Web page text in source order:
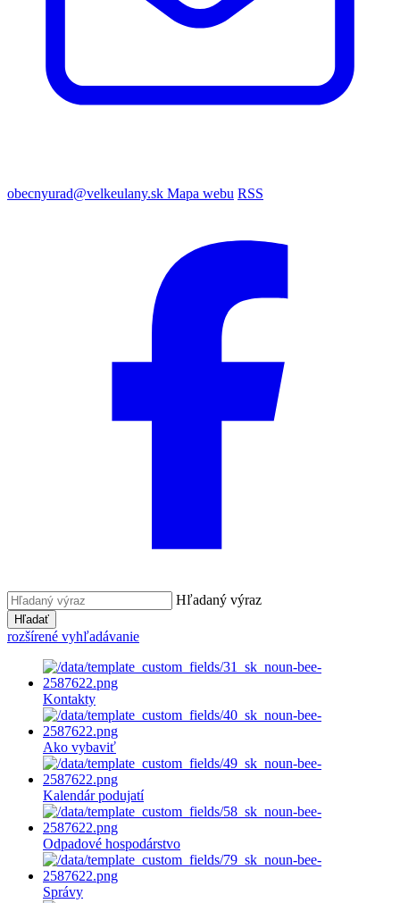
obecnyurad@velkeulany.sk Mapa webu RSS
Hľadaný výraz
Hľadať
rozšírené vyhľadávanie
Kontakty
Ako vybaviť
Kalendár podujatí
Odpadové hospodárstvo
Správy